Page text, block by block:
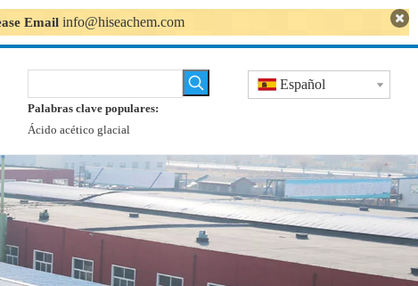
Email info@hiseachem.com
Palabras clave populares:
Ácido acético glacial
Español